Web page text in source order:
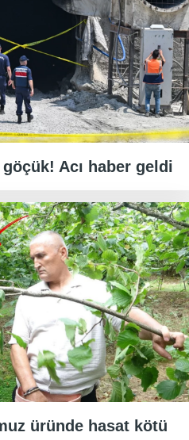
Acı haber geldi
üründe hasat kötü